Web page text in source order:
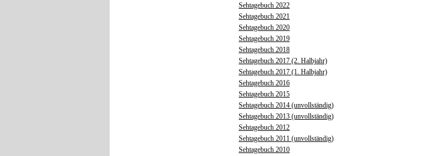
Sehtagebuch 2022
Sehtagebuch 2021
Sehtagebuch 2020
Sehtagebuch 2019
Sehtagebuch 2018
Sehtagebuch 2017 (2. Halbjahr)
Sehtagebuch 2017 (1. Halbjahr)
Sehtagebuch 2016
Sehtagebuch 2015
Sehtagebuch 2014 (unvollständig)
Sehtagebuch 2013 (unvollständig)
Sehtagebuch 2012
Sehtagebuch 2011 (unvollständig)
Sehtagebuch 2010